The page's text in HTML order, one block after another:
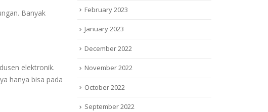
Banyak
elektronik.
hanya bisa pada
February 2023
January 2023
December 2022
November 2022
October 2022
September 2022